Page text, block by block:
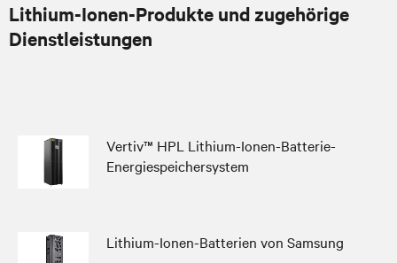
Lithium-Ionen-Produkte und zugehörige
Dienstleistungen
Vertiv™ HPL Lithium-Ionen-Batterie-
Energiespeichersystem
Lithium-Ionen-Batterien von Samsung